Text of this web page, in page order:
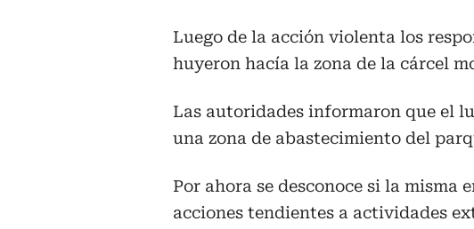
Luego de la acción violenta los
huyeron hacía la zona de la cárcel
Las autoridades informaron que el
una zona de abastecimiento del
Por ahora se desconoce si la misma
acciones tendientes a actividades